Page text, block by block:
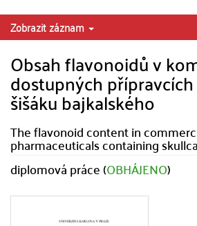
Zobrazit záznam
Obsah flavonoidů v
dostupných
šišáku bajkalského
The flavonoid content in
pharmaceuticals containing
diplomová práce (OBHÁJENO)